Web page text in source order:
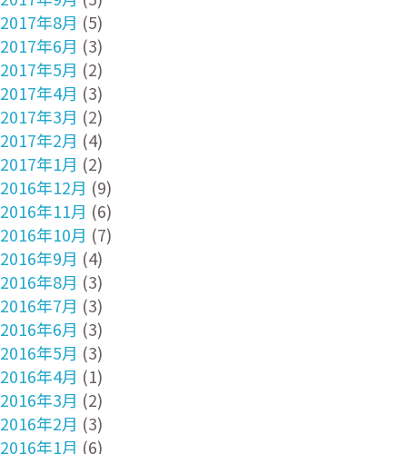
2017年8月 (5)
2017年6月 (3)
2017年5月 (2)
2017年4月 (3)
2017年3月 (2)
2017年2月 (4)
2017年1月 (2)
2016年12月 (9)
2016年11月 (6)
2016年10月 (7)
2016年9月 (4)
2016年8月 (3)
2016年7月 (3)
2016年6月 (3)
2016年5月 (3)
2016年4月 (1)
2016年3月 (2)
2016年2月 (3)
2016年1月 (6)